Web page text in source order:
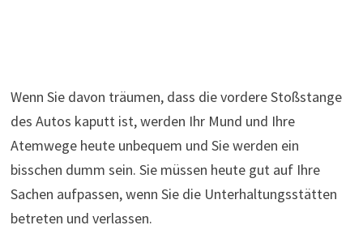
Wenn Sie davon träumen, dass die vordere Stoßstange
des Autos kaputt ist, werden Ihr Mund und Ihre
Atemwege heute unbequem und Sie werden ein
bisschen dumm sein. Sie müssen heute gut auf Ihre
Sachen aufpassen, wenn Sie die Unterhaltungsstätten
betreten und verlassen.